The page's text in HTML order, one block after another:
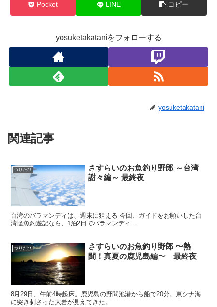
Pocket LINE コピー
yosuketakataniをフォローする
yosuketakatani
関連記事
つりたび
さすらいのお魚釣り野郎 ～台湾
謝々編～ 最終夜
台湾のバラマンディは、週末に狙える 今回、ガイドをお願いした台
湾怪魚釣遊記なら、1泊2日でバラマンディ…
つりたび
さすらいのお魚釣り野郎 〜熱
闘！真夏の鹿児島編〜 最終夜
8月29日、午前4時起床。鹿児島の野間池港から船で20分。東シナ海
に突き刺さった大岩が見えてきた。